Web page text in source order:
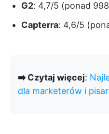
G2: 4,7/5 (ponad
Capterra: 4,6/5
➡️ Czytaj więcej:
dla marketerów i